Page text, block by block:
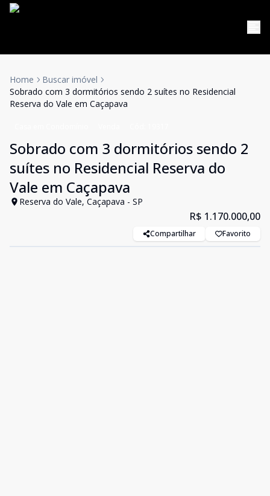
Home
Buscar imóvel
Sobrado com 3 dormitórios sendo 2 suítes no Residencial
Reserva do Vale em Caçapava
Sobrado com 3 dormitórios sendo 2
suítes no Residencial Reserva do
Vale em Caçapava
Reserva do Vale, Caçapava - SP
R$ 1.170.000,00
Compartilhar Favorito